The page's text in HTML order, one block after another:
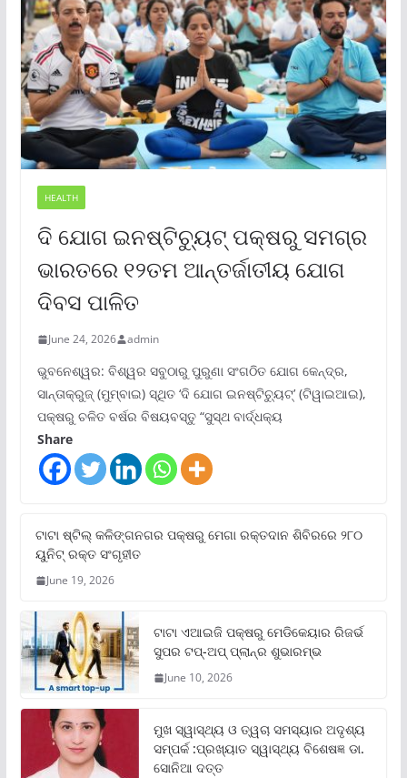
HEALTH
ଦି ଯୋଗ ଇନଷ୍ଟିଚ୍ୟୁଟ୍ ପକ୍ଷରୁ ସମଗ୍ର
ଭାରତରେ ୧୨ତମ ଆନ୍ତର୍ଜାତୀୟ ଯୋଗ
ଦିବସ ପାଳିତ
June 24, 2026 admin
ଭୁବନେଶ୍ୱର: ବିଶ୍ୱର ସବୁଠାରୁ ପୁରୁଣା ସଂଗଠିତ ଯୋଗ କେନ୍ଦ୍ର,
ସାନ୍ତାକ୍ରୁଜ୍ (ମୁମ୍ବାଇ) ସ୍ଥିତ ‘ଦି ଯୋଗ ଇନଷ୍ଟିଚ୍ୟୁଟ୍‌’ (ଟିୱାଇଆଇ),
ପକ୍ଷରୁ ଚଳିତ ବର୍ଷର ବିଷୟବସ୍ତୁ “ସୁସ୍ଥ ବାର୍ଦ୍ଧକ୍ୟ
Share
ଟାଟା ଷ୍ଟିଲ୍‌ କଳିଙ୍ଗନଗର ପକ୍ଷରୁ ମେଗା ରକ୍ତଦାନ ଶିବିରରେ ୨୮୦
ୟୁନିଟ୍‌ ରକ୍ତ ସଂଗୃହୀତ
June 19, 2026
ଟାଟା ଏଆଇଜି ପକ୍ଷରୁ ମେଡିକେୟାର ରିଜର୍ଭ
ସୁପର ଟପ୍‌-ଅପ୍ ପ୍ଲାନ୍‌ର ଶୁଭାରମ୍ଭ
June 10, 2026
ମୁଖ ସ୍ୱାସ୍ଥ୍ୟ ଓ ତ୍ୱଚା ସମସ୍ୟାର ଅଦୃଶ୍ୟ
ସମ୍ପର୍କ :ପ୍ରଖ୍ୟାତ ସ୍ୱାସ୍ଥ୍ୟ ବିଶେଷଜ୍ଞ ଡା.
ସୋନିଆ ଦତ୍ତ